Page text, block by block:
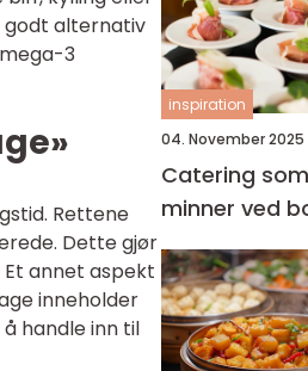
godt alternativ
3
Rettene
Dette gjør
annet aspekt
inneholder
handle inn til
inspiration
04. November 2025
Catering
minner ved